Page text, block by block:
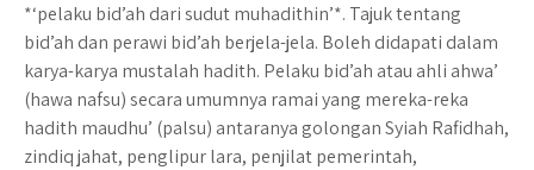
*‘pelaku bid’ah dari sudut muhadithin’*. Tajuk tentang
bid’ah dan perawi bid’ah berjela-jela. Boleh didapati dalam
karya-karya mustalah hadith. Pelaku bid’ah atau ahli ahwa’
(hawa nafsu) secara umumnya ramai yang mereka-reka
hadith maudhu’ (palsu) antaranya golongan Syiah Rafidhah,
zindiq jahat, penglipur lara, penjilat pemerintah,